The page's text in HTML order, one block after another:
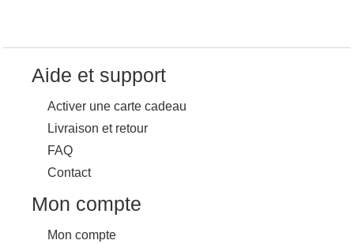
Aide et support
Activer une carte cadeau
Livraison et retour
FAQ
Contact
Mon compte
Mon compte